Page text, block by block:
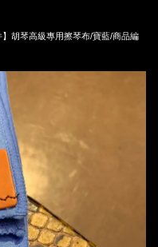
】胡琴高級專用擦琴布/寶藍/商品編